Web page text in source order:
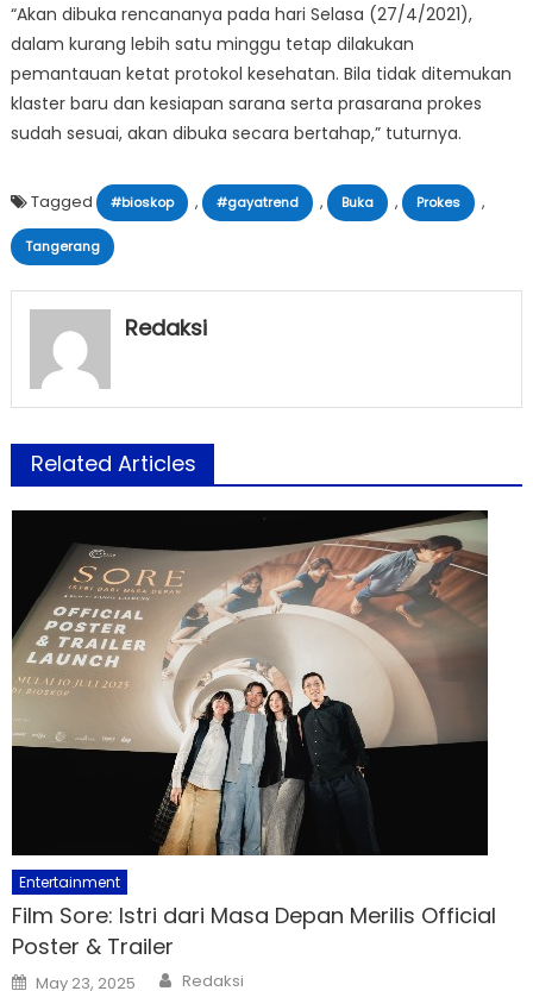
“Akan dibuka rencananya pada hari Selasa (27/4/2021),
dalam kurang lebih satu minggu tetap dilakukan
pemantauan ketat protokol kesehatan. Bila tidak ditemukan
klaster baru dan kesiapan sarana serta prasarana prokes
sudah sesuai, akan dibuka secara bertahap,” tuturnya.
Tagged #bioskop , #gayatrend , Buka , Prokes ,
Tangerang
Redaksi
Related Articles
Entertainment
Film Sore: Istri dari Masa Depan Merilis Official
Poster & Trailer
Posted
May 23, 2025 Author
Redaksi